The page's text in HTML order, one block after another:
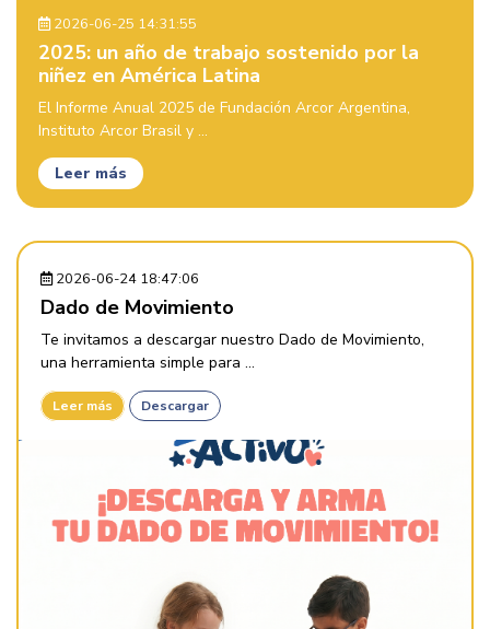
2026-06-25 14:31:55
2025: un año de trabajo sostenido por la
niñez en América Latina
El Informe Anual 2025 de Fundación Arcor Argentina,
Instituto Arcor Brasil y ...
Leer más
2026-06-24 18:47:06
Dado de Movimiento
Te invitamos a descargar nuestro Dado de Movimiento,
una herramienta simple para ...
Leer más Descargar